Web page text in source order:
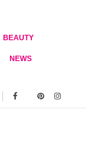
BEAUTY
NEWS